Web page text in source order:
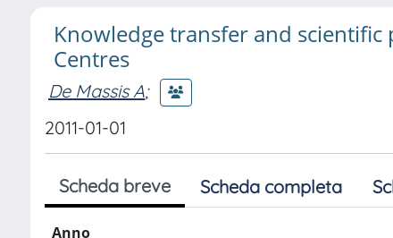
Knowledge transfer and
Centres
De Massis A;
2011-01-01
Scheda breve Scheda completa
Anno